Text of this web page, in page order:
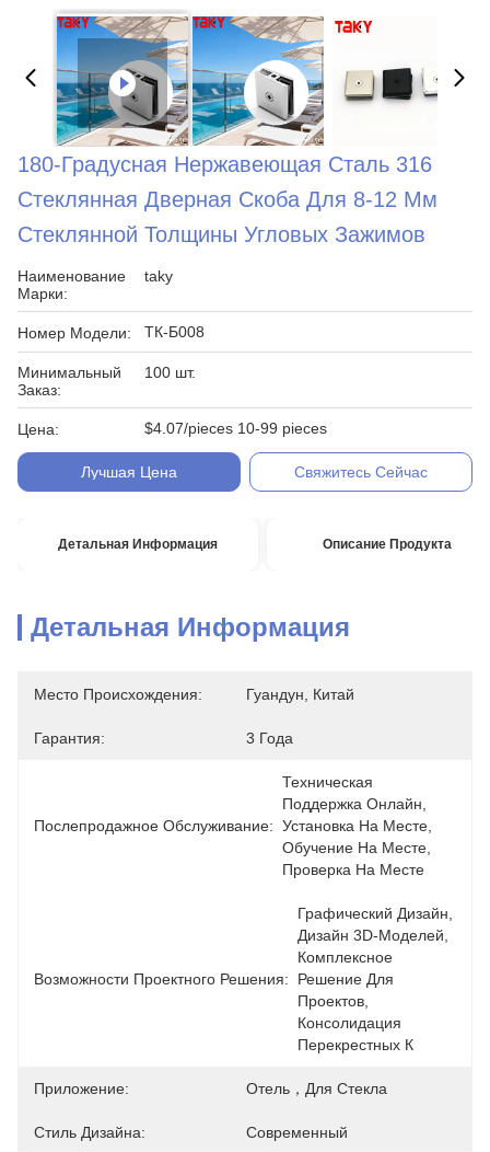
180-Градусная Нержавеющая Сталь 316
Стеклянная Дверная Скоба Для 8-12 Мм
Стеклянной Толщины Угловых Зажимов
Наименование
Марки:
taky
Номер Модели: ТК-Б008
Минимальный
Заказ:
100 шт.
Цена: $4.07/pieces 10-99 pieces
Лучшая Цена Свяжитесь Сейчас
Детальная Информация Описание Продукта
Детальная Информация
Место Происхождения: Гуандун, Китай
Гарантия: 3 Года
Послепродажное Обслуживание:
Техническая
Поддержка Онлайн,
Установка На Месте,
Обучение На Месте,
Проверка На Месте
Возможности Проектного Решения:
Графический Дизайн,
Дизайн 3D-Моделей,
Комплексное
Решение Для
Проектов,
Консолидация
Перекрестных К
Приложение: Отель，для Стекла
Стиль Дизайна: Современный